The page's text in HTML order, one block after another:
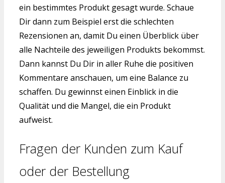
ein bestimmtes Produkt gesagt wurde. Schaue
Dir dann zum Beispiel erst die schlechten
Rezensionen an, damit Du einen Überblick über
alle Nachteile des jeweiligen Produkts bekommst.
Dann kannst Du Dir in aller Ruhe die positiven
Kommentare anschauen, um eine Balance zu
schaffen. Du gewinnst einen Einblick in die
Qualität und die Mangel, die ein Produkt
aufweist.
Fragen der Kunden zum Kauf
oder der Bestellung